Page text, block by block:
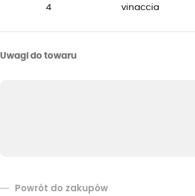
4 vinaccia
Uwagi do towaru
Powrót do zakupów